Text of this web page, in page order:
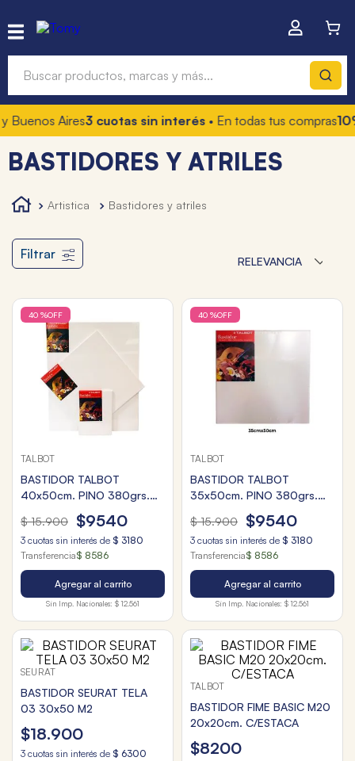
Aires3 cuotas sin interés• En todas tus compras10%
BASTIDORES Y ATRILES
artistica bastidores y atriles
Filtrar RELEVANCIA
40 %OFF
TALBOT
BASTIDOR TALBOT
40x50cm. PINO 380grs.
$ 15.900 $9540
3 cuotas sin interés de $ 3180
Transferencia$ 8586
Agregar al carrito
Sin Imp. Nacionales: $ 12.561
40 %OFF
TALBOT
BASTIDOR TALBOT
35x50cm. PINO 380grs.
$ 15.900 $9540
3 cuotas sin interés de $ 3180
Transferencia$ 8586
Agregar al carrito
Sin Imp. Nacionales: $ 12.561
SEURAT
BASTIDOR SEURAT TELA
03 30x50 M2
$18.900
3 cuotas sin interés de $ 6300
TALBOT
BASTIDOR FIME BASIC M20
20x20cm. C/ESTACA
$8200
Términos más buscados
1.
hot wheels
3.
4. marcadores